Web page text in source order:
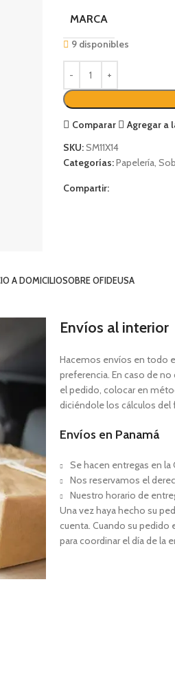
MARCA
9 disponibles
Comparar
Agregar a
SKU:SM11X14
Categorías:Papelería,
Compartir:
A DOMICILIOSOBRE OFIDEUSA
Envíos al interior
Hacemos envíos en todo
preferencia. En caso de
el pedido, colocar en
diciéndole los cálculos del
Envíos en Panamá
Se hacen entregas en la
Nos reservamos el
Nuestro horario de
Una vez haya hecho su
cuenta. Cuando su pedido
para coordinar el día de la